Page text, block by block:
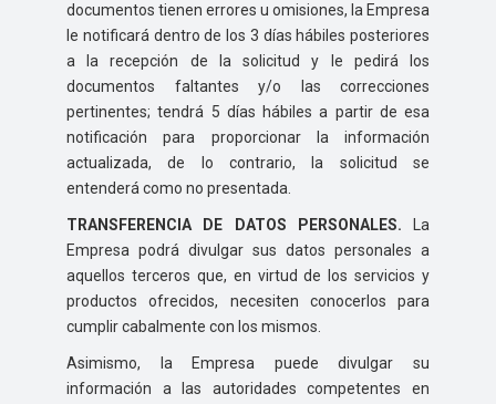
documentos tienen errores u omisiones, la Empresa
le notificará dentro de los 3 días hábiles posteriores
a la recepción de la solicitud y le pedirá los
documentos faltantes y/o las correcciones
pertinentes; tendrá 5 días hábiles a partir de esa
notificación para proporcionar la información
actualizada, de lo contrario, la solicitud se
entenderá como no presentada.
TRANSFERENCIA DE DATOS PERSONALES.
La
Empresa podrá divulgar sus datos personales a
aquellos terceros que, en virtud de los servicios y
productos ofrecidos, necesiten conocerlos para
cumplir cabalmente con los mismos.
Asimismo, la Empresa puede divulgar su
información a las autoridades competentes en